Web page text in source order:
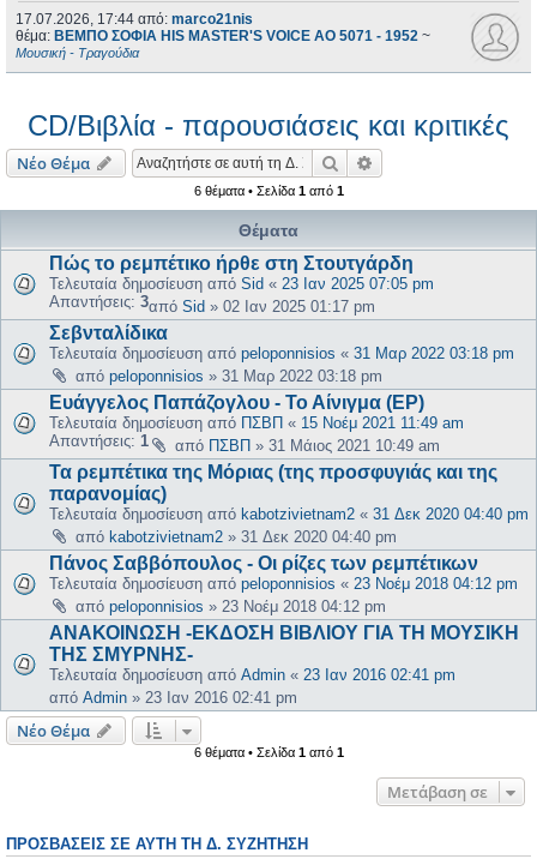
17.07.2026, 17:44 από: marco21nis
θέμα: ΒΕΜΠΟ ΣΟΦΙΑ HIS MASTER'S VOICE AO 5071 - 1952 ~
Μουσική - Τραγούδια
CD/Βιβλία - παρουσιάσεις και κριτικές
Νέο Θέμα Αναζήτηση
6 θέματα • Σελίδα 1από 1
Θέματα
Πώς το ρεμπέτικο ήρθε στη Στουτγάρδη
Τελευταία δημοσίευση από Sid « 23 Ιαν 2025 07:05 pm
Απαντήσεις: 3από Sid » 02 Ιαν 2025 01:17 pm
Σεβνταλίδικα
Τελευταία δημοσίευση από peloponnisios « 31 Μαρ 2022 03:18 pm
από peloponnisios » 31 Μαρ 2022 03:18 pm
Ευάγγελος Παπάζογλου - Το Αίνιγμα (EP)
Τελευταία δημοσίευση από ΠΣΒΠ « 15 Νοέμ 2021 11:49 am
Απαντήσεις: 1 από ΠΣΒΠ » 31 Μάιος 2021 10:49 am
Τα ρεμπέτικα της Μόριας (της προσφυγιάς και της
παρανομίας)
Τελευταία δημοσίευση από kabotzivietnam2 « 31 Δεκ 2020 04:40 pm
από kabotzivietnam2 » 31 Δεκ 2020 04:40 pm
Πάνος Σαββόπουλος - Οι ρίζες των ρεμπέτικων
Τελευταία δημοσίευση από peloponnisios « 23 Νοέμ 2018 04:12 pm
από peloponnisios » 23 Νοέμ 2018 04:12 pm
ΑΝΑΚΟΙΝΩΣΗ -ΕΚΔΟΣΗ ΒΙΒΛΙΟΥ ΓΙΑ ΤΗ ΜΟΥΣΙΚΗ
ΤΗΣ ΣΜΥΡΝΗΣ-
Τελευταία δημοσίευση από Admin « 23 Ιαν 2016 02:41 pm
από Admin » 23 Ιαν 2016 02:41 pm
Νέο Θέμα
6 θέματα • Σελίδα 1από 1
Μετάβαση σε
ΠΡΟΣΒΆΣΕΙΣ ΣΕ ΑΥΤΉ ΤΗ Δ. ΣΥΖΉΤΗΣΗ